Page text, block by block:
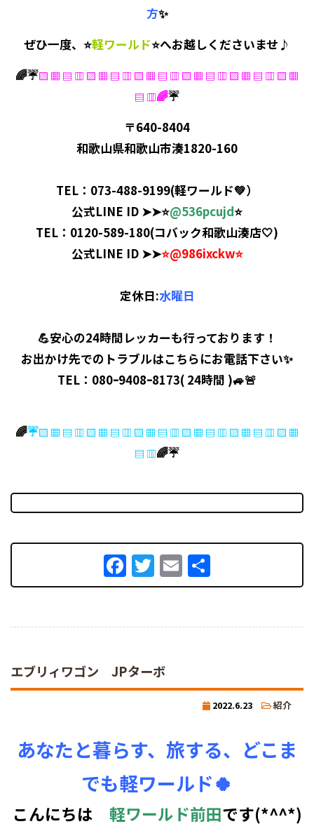
方✨
ぜひ一度、 ⭐軽ワールド⭐へお越しくださいませ♪
🌈☔▧ ▦ ▤ ▥ ▧ ▦ ▤ ▥ ▧ ▦ ▤ ▥ ▧ ▦ ▤ ▥ ▧ ▦ ▤ ▥ ▧ ▦
▤ ▥🌈☔
〒640-8404
和歌山県和歌山市湊1820-160
TEL：073-488-9199(軽ワールド💚）
公式LINE ID ➤➤⭐️@536pcujd⭐️
TEL：0120-589-180(コバック和歌山湊店🤍)
公式LINE ID ➤➤⭐️@986ixckw⭐️
定休日:水曜日
💪安心の24時間レッカーも行っております！
お出かけ先での トラブルはこちらにお電話下さい✨
TEL：080ｰ9408ｰ8173( 24時間 )🚙🚨
🌈☔▧ ▦ ▤ ▥ ▧ ▦ ▤ ▥ ▧ ▦ ▤ ▥ ▧ ▦ ▤ ▥ ▧ ▦ ▤ ▥ ▧ ▦
▤ ▥🌈☔
Facebook
Twitter
Email
有
エブリィワゴン JPターボ
2022.6.23 紹介
あなたと暮らす、旅する、どこま
でも軽ワールド🍀
こんにちは 軽ワールド前田です(*^^*)